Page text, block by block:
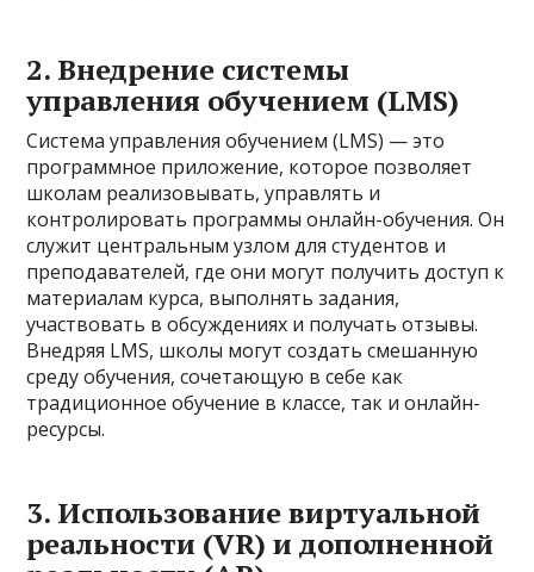
2. Внедрение системы
управления обучением (LMS)
Система управления обучением (LMS) — это
программное приложение, которое позволяет
школам реализовывать, управлять и
контролировать программы онлайн-обучения. Он
служит центральным узлом для студентов и
преподавателей, где они могут получить доступ к
материалам курса, выполнять задания,
участвовать в обсуждениях и получать отзывы.
Внедряя LMS, школы могут создать смешанную
среду обучения, сочетающую в себе как
традиционное обучение в классе, так и онлайн-
ресурсы.
3. Использование виртуальной
реальности (VR) и дополненной